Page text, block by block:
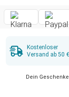
Kostenloser
Versand ab 50 €
Dein